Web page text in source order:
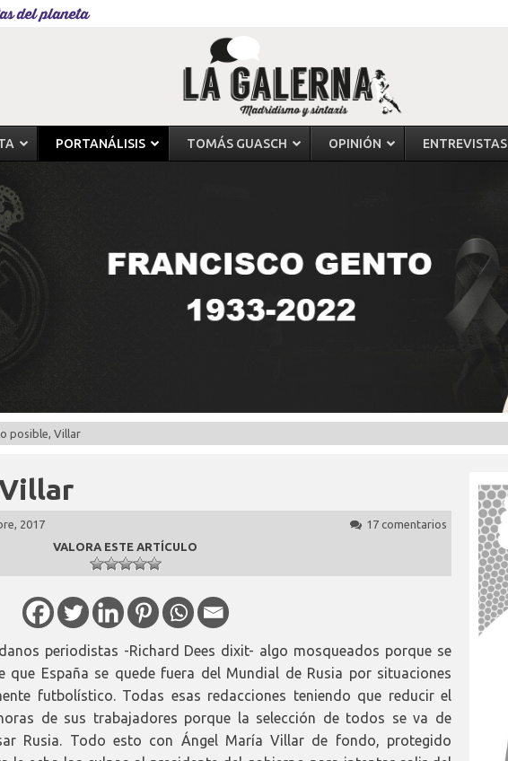
del planeta
PORTANÁLISIS TOMÁS GUASCH OPINIÓN ENTREVISTAS
posible, Villar
2017
17 comentarios
VALORA ESTE ARTÍCULO
periodistas -Richard Dees dixit- algo mosqueados porque se
que España se quede fuera del Mundial de Rusia por situaciones
futbolístico. Todas esas redacciones teniendo que reducir el
de sus trabajadores porque la selección de todos se va de
Rusia. Todo esto con Ángel María Villar de fondo, protegido